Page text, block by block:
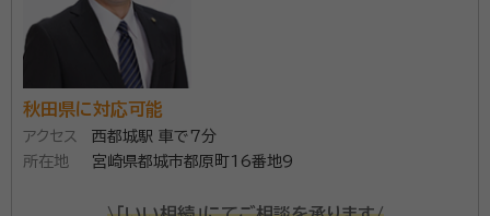
秋田県に対応可能
アクセス
西都城駅 車で7分
所在地
宮崎県都城市都原町16番地9